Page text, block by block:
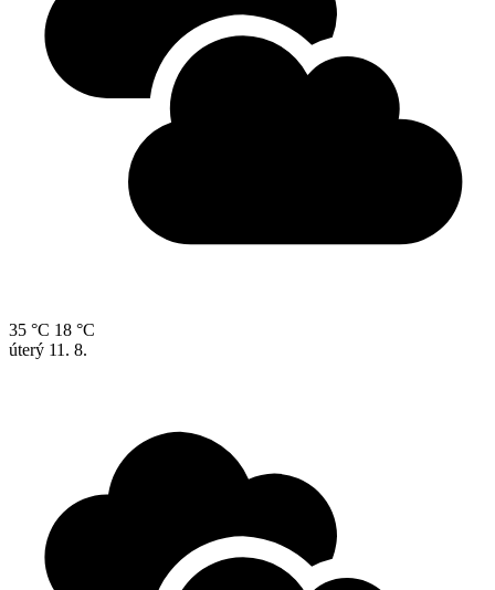
35 °C 18 °C
úterý 11. 8.